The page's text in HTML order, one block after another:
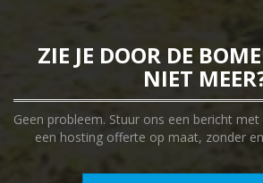
ZIE JE DOOR DE
NIET
Geen probleem. Stuur ons een bericht
een hosting offerte op maat, zonder